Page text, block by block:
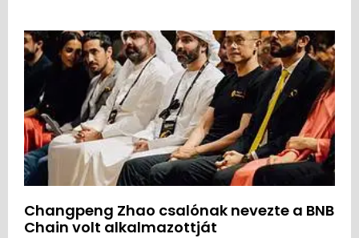
Changpeng Zhao csalónak nevezte a BNB
Chain volt alkalmazottját